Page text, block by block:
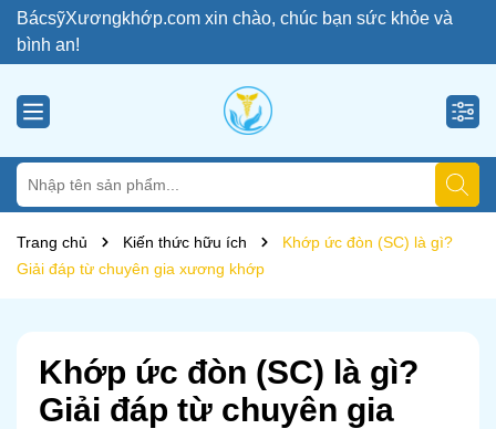
BácsỹXươngkhớp.com xin chào, chúc bạn sức khỏe và
bình an!
Trang chủ Kiến thức hữu ích
Khớp ức đòn (SC) là gì?
Giải đáp từ chuyên gia xương khớp
Khớp ức đòn (SC) là gì?
Giải đáp từ chuyên gia